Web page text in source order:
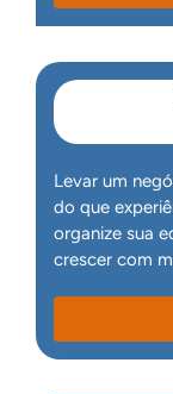
Levar um
do que
organize sua
crescer com